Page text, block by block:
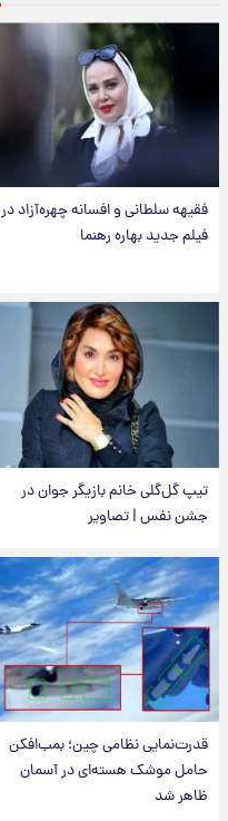
فقیهه سلطانی و افسانه چهره‌آزاد در
فیلم جدید بهاره رهنما
تیپ گل‌گلی خانم بازیگر جوان در
جشن نفس | تصاویر
قدرت‌نمایی نظامی چین؛ بمب‌افکن
حامل موشک هسته‌ای در آسمان
ظاهر شد